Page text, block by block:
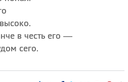
в честь его —
сего.